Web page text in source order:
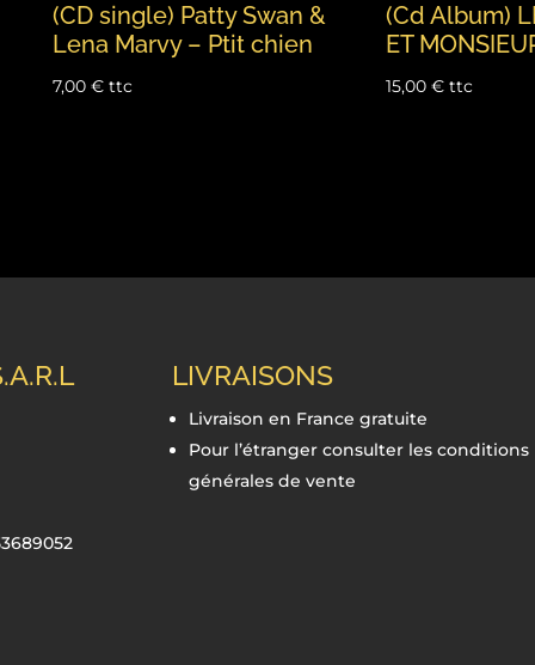
(CD single) Patty Swan &
Lena Marvy – Ptit chien
7,00€ ttc
(Cd Album)
ET
15,00€ ttc
LIVRAISONS
Livraison en France gratuite
Pour l’étranger consulter les conditions
générales de vente